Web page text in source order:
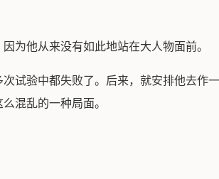
为他从来没有如此地站在大人物面前。
试验中都失败了。后来，就安排他去作一
混乱的一种局面。